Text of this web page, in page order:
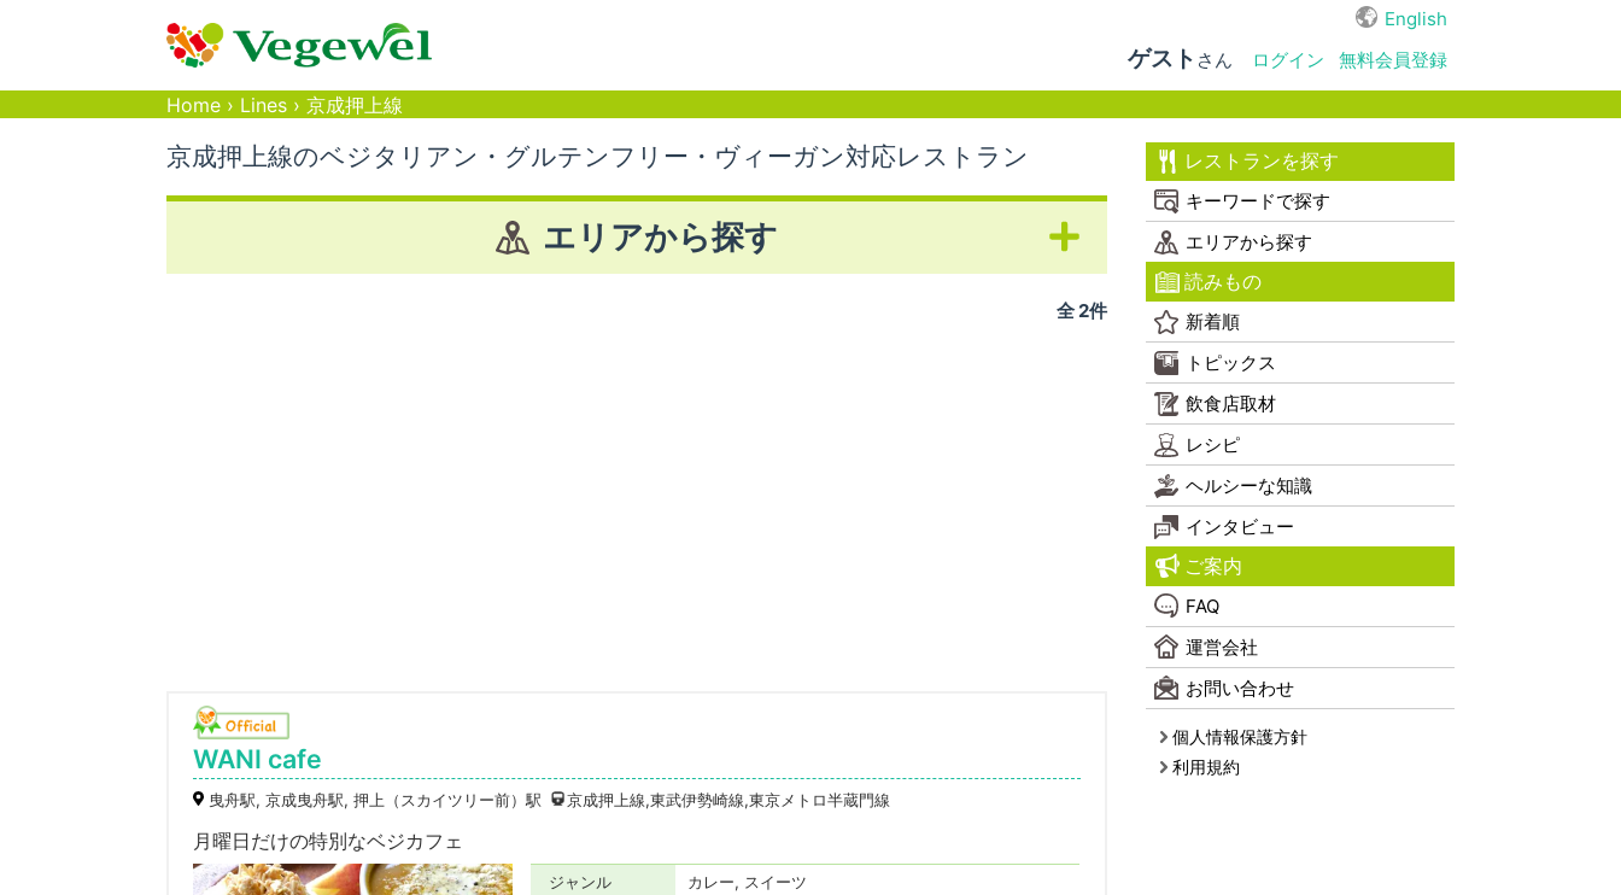
English
ゲスト さん ログイン
無料会員登録
Home › Lines › 京成押上線
京成押上線のベジタリアン・グルテンフリー・ヴィーガン対応レストラン
エリアから探す
全 2件
WANI cafe
曳舟駅, 京成曳舟駅, 押上（スカイツリー前）駅 京成押上線,東武伊勢崎線,東京メトロ半蔵門線
月曜日だけの特別なベジカフェ
ジャンル カレー, スイーツ
レストランを探す
キーワードで探す
エリアから探す
読みもの
新着順
トピックス
飲食店取材
レシピ
ヘルシーな知識
インタビュー
ご案内
FAQ
運営会社
お問い合わせ
個人情報保護方針
利用規約